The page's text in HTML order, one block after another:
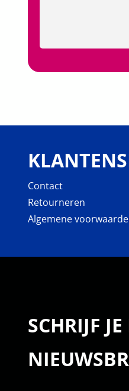
Contact
Retourneren
Algemene
SCHRIJF